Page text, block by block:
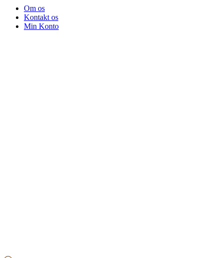
Om os
Kontakt os
Min Konto